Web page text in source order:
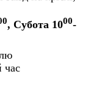
, Субота 1000-
час